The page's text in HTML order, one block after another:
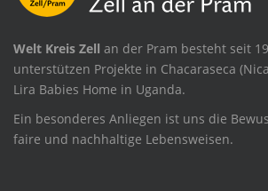
Welt Kreis Zell an der Pram besteht seit
unterstützen Projekte in Chacaraseca
Lira Babies Home in Uganda.
Ein besonderes Anliegen ist uns die
faire und nachhaltige Lebensweisen.